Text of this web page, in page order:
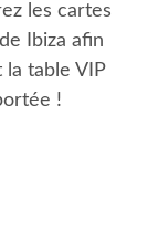
les cartes
Ibiza afin
la table VIP
!